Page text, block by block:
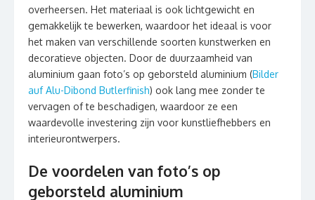
overheersen. Het materiaal is ook lichtgewicht en
gemakkelijk te bewerken, waardoor het ideaal is voor
het maken van verschillende soorten kunstwerken en
decoratieve objecten. Door de duurzaamheid van
aluminium gaan foto’s op geborsteld aluminium (Bilder
auf Alu-Dibond Butlerfinish) ook lang mee zonder te
vervagen of te beschadigen, waardoor ze een
waardevolle investering zijn voor kunstliefhebbers en
interieurontwerpers.
De voordelen van foto’s op
geborsteld aluminium